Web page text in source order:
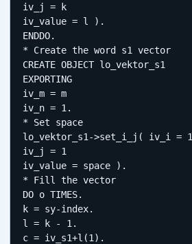
iv_j = k
iv_value = l ).
ENDDO.
* Create the word s1 vector
CREATE OBJECT lo_vektor_s1
EXPORTING
iv_m = m
iv_n = 1.
* Set space
lo_vektor_s1->set_i_j( iv_i = 1
iv_j = 1
iv_value = space ).
* Fill the vector
DO o TIMES.
k = sy-index.
l = k - 1.
c = iv_s1+l(1).